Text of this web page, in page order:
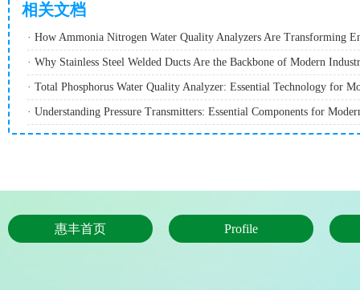
相关文档
· How Ammonia Nitrogen Water Quality Analyzers Are Transforming
· Why Stainless Steel Welded Ducts Are the Backbone of Modern
· Understanding Pressure Transmitters: Essential Components for
惠丰首页 Profile